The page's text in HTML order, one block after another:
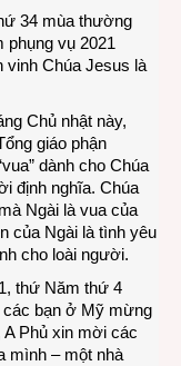
việc
cảm
34 mùa thường
phụng vụ 2021
vinh Chúa Jesus là
Chủ nhật này,
giáo phận
dành cho Chúa
định nghĩa. Chúa
Ngài là vua của
của Ngài là tình yêu
cho loài người.
thứ Năm thứ 4
các bạn ở Mỹ mừng
A Phủ xin mời các
mình – một nhà